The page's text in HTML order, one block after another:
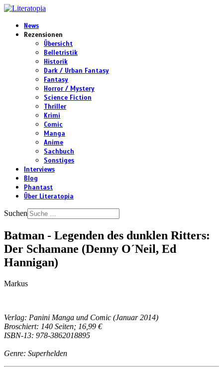
News
Rezensionen
Übersicht
Belletristik
Historik
Dark / Urban Fantasy
Fantasy
Horror / Mystery
Science Fiction
Thriller
Krimi
Comic
Manga
Anime
Sachbuch
Sonstiges
Interviews
Blog
Phantast
Über Literatopia
Suchen
Batman - Legenden des dunklen Ritters:
Der Schamane (Denny O´Neil, Ed
Hannigan)
Markus
Verlag: Panini Manga und Comic (Januar 2014)
Broschiert: 140 Seiten; 16,99 €
ISBN-13: 978-3862018895
Genre: Superhelden